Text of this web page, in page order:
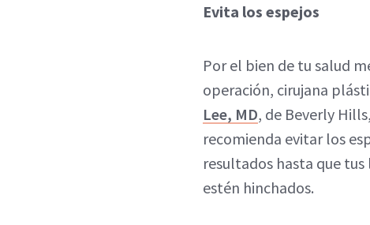
Evita los espejos
Por el bien de tu salud
operación, cirujana
Lee, MD, de Beverly
recomienda evitar los
resultados hasta que tus
estén hinchados.